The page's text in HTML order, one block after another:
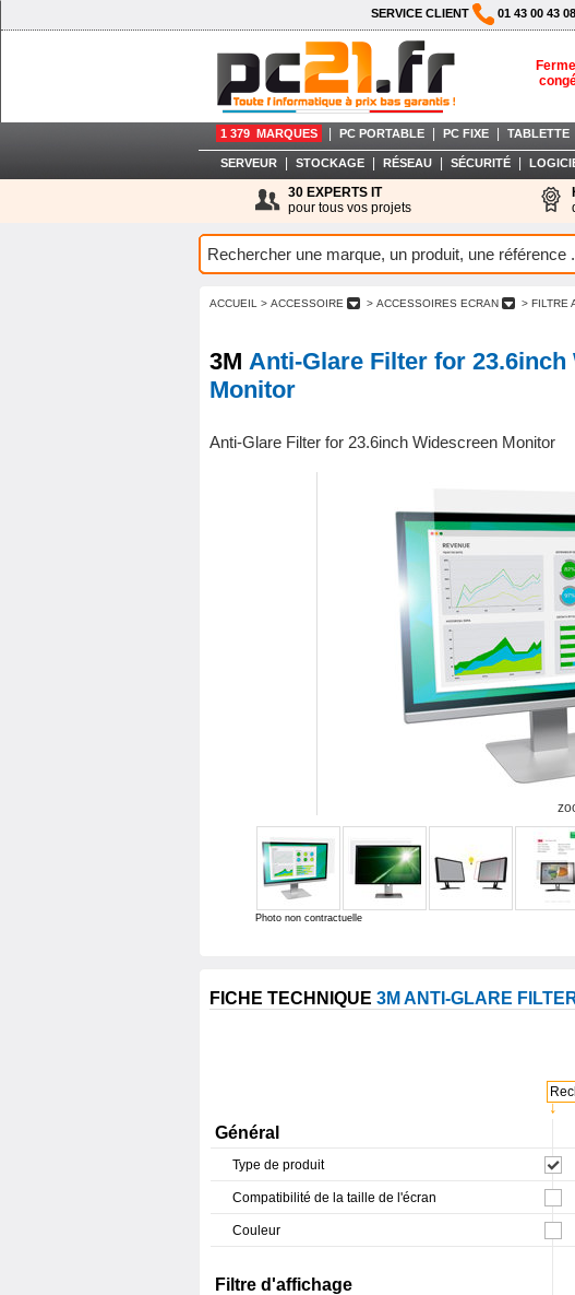
SERVICE CLIENT 01 43 00 43 08
1 379 MARQUES PC PORTABLE PC FIXE TABLETTE
SERVEUR STOCKAGE RÉSEAU SÉCURITÉ
30 EXPERTS IT
pour tous vos projets
ACCUEIL > ACCESSOIRE > ACCESSOIRES ECRAN > FILTRE
3M Anti-Glare Filter for 23.6inch
Monitor
Anti-Glare Filter for 23.6inch Widescreen Monitor
Photo non contractuelle
FICHE TECHNIQUE 3M ANTI-GLARE
↓
Général
Type de produit
Compatibilité de la taille de l'écran
Couleur
Filtre d'affichage